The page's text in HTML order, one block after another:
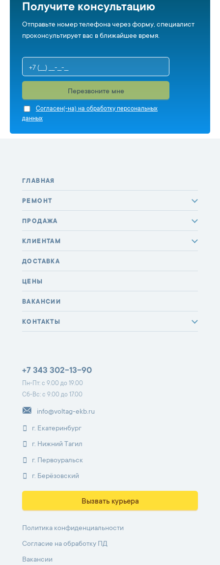
Получите консультацию
Отправьте номер телефона через форму, специалист
проконсультирует вас в ближайшее время.
Перезвоните мне
Cогласен(-на) на обработку персональных
данных
ГЛАВНАЯ
РЕМОНТ
ПРОДАЖА
КЛИЕНТАМ
ДОСТАВКА
ЦЕНЫ
ВАКАНСИИ
КОНТАКТЫ
+7 343 302-13-90
Пн-Пт: с 9.00 до 19.00
Сб-Вс: с 9.00 до 17.00
info@voltag-ekb.ru
г. Екатеринбург
г. Нижний Тагил
г. Первоуральск
г. Берёзовский
Вызвать курьера
Политика конфиденциальности
Согласие на обработку ПД
Вакансии